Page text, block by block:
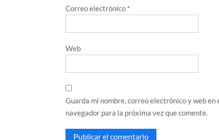
Correo electrónico *
Web
Guarda mi nombre, correo electrónico y web en
navegador para la próxima vez que comente.